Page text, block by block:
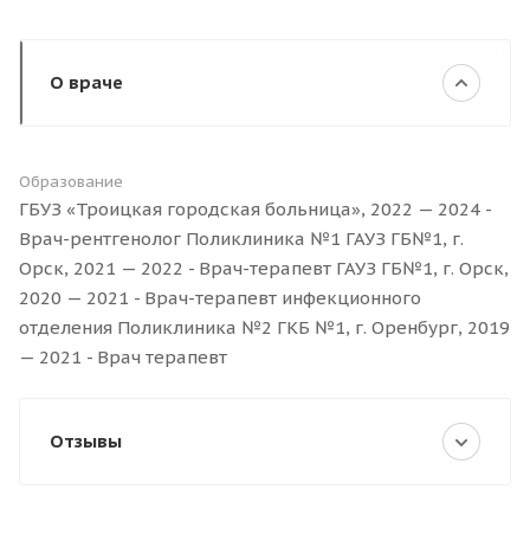
О враче
Образование
ГБУЗ «Троицкая городская больница», 2022 — 2024 -
Врач-рентгенолог Поликлиника №1 ГАУЗ ГБ№1, г.
Орск, 2021 — 2022 - Врач-терапевт ГАУЗ ГБ№1, г. Орск,
2020 — 2021 - Врач-терапевт инфекционного
отделения Поликлиника №2 ГКБ №1, г. Оренбург, 2019
— 2021 - Врач терапевт
Отзывы